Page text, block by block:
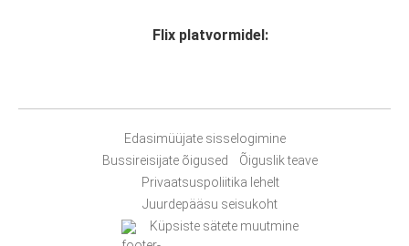
Flix platvormidel:
Edasimüüjate sisselogimine
Bussireisijate õigused
Õiguslik teave
Privaatsuspoliitika lehelt
Juurdepääsu seisukoht
Küpsiste sätete muutmine